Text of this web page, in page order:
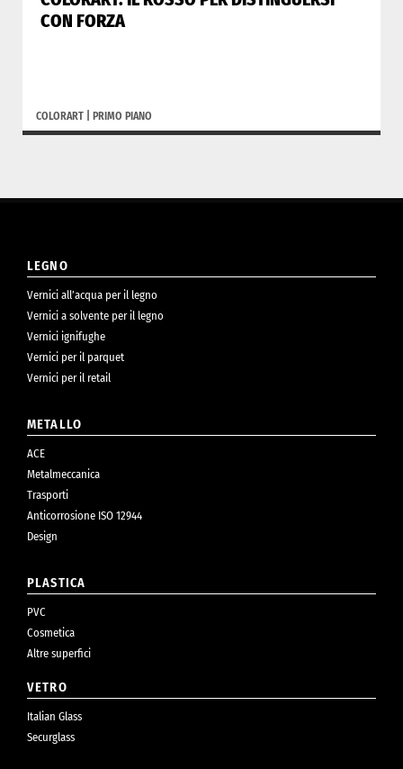
CON FORZA
COLORART PRIMO PIANO
LEGNO
Vernici all’acqua per il legno
Vernici a solvente per il legno
Vernici ignifughe
Vernici per il parquet
Vernici per il retail
METALLO
ACE
Metalmeccanica
Trasporti
Anticorrosione ISO 12944
Design
PLASTICA
PVC
Cosmetica
Altre superfici
VETRO
Italian Glass
Securglass